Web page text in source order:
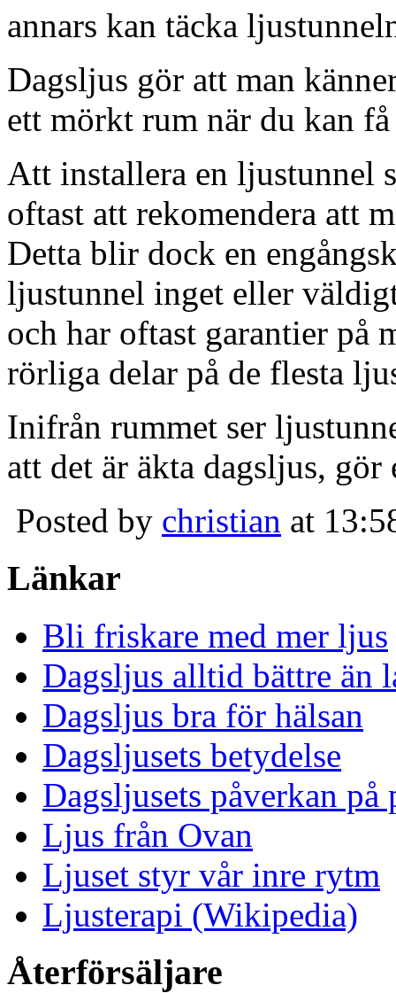
annars kan täcka
Dagsljus gör att man
ett mörkt rum när du kan
Att installera en ljustunnel
oftast att rekomendera att
Detta blir dock en
ljustunnel inget eller
och har oftast garantier på
rörliga delar på de flesta
Inifrån rummet ser
att det är äkta dagsljus,
Posted by christian at
Länkar
Bli friskare med mer ljus
Dagsljus alltid bättre än
Dagsljus bra för hälsan
Dagsljusets betydelse
Dagsljusets påverkan på
Ljus från Ovan
Ljuset styr vår inre rytm
Ljusterapi (Wikipedia)
Återförsäljare